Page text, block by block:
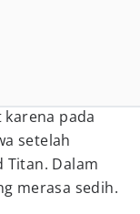
pada
setelah
Titan. Dalam
merasa sedih.